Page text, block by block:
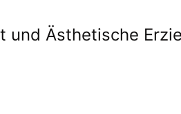
und Ästhetische